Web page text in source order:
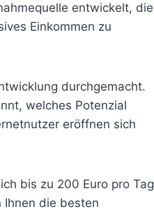
entwickelt, die
Einkommen zu
durchgemacht.
welches Potenzial
eröffnen sich
bis zu 200 Euro pro Tag
Ihnen die besten